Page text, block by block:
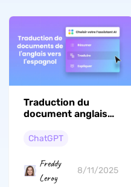
Traduction du
document anglais
façons simples
ChatGPT
Freddy
Leroy
8/11/2025